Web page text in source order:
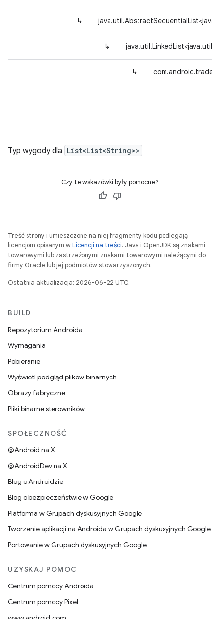
↳
↳
↳
Typ wygody dla List<List<String>>
Czy te wskazówki były pomocne?
Treść strony i umieszczone na niej fragmenty kodu podlegają
licencjom opisanym wLicencji na treści. Java i OpenJDK są znakami
towarowymi lub zastrzeżonymi znakami towarowymi należącymi do
firmy Oracle lub jej podmiotów stowarzyszonych.
Ostatnia aktualizacja: 2026-06-22 UTC.
BUILD
Repozytorium Androida
Wymagania
Pobieranie
Wyświetl podgląd plików binarnych
Obrazy fabryczne
Pliki binarne sterowników
SPOŁECZNOŚĆ
@Android na X
@AndroidDev na X
Blog o Androidzie
Blog o bezpieczeństwie w Google
Platforma w Grupach dyskusyjnych Google
Tworzenie aplikacji na Androida w Grupach dyskusyjnych Google
Portowanie w Grupach dyskusyjnych Google
UZYSKAJ POMOC
Centrum pomocy Androida
Centrum pomocy Pixel